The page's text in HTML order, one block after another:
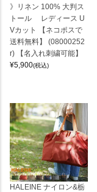
》リネン 100% 大判ス
トール レディース U
Vカット 【ネコポスで
送料無料】 (08000252
r) 【名入れ刺繍可能】
¥5,900(税込)
HALEINE ナイロン&栃